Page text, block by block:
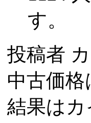
す。
投稿者
中古価
結果は